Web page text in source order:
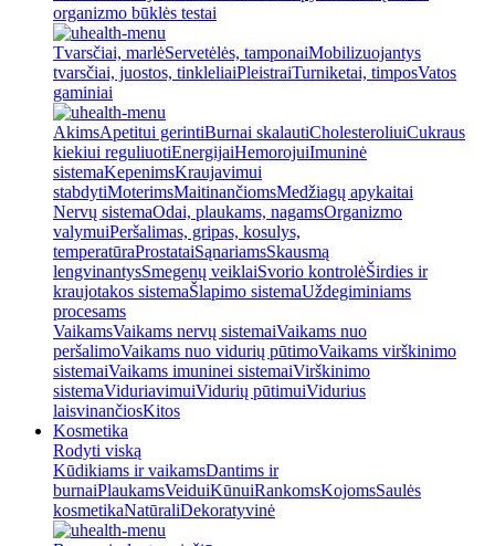
organizmo būklės testai
Tvarsčiai, marlėServetėlės, tamponaiMobilizuojantys
tvarsčiai, juostos, tinkleliaiPleistraiTurniketai, timposVatos
gaminiai
AkimsApetitui gerintiBurnai skalautiCholesteroliuiCukraus
kiekiui reguliuotiEnergijaiHemorojuiImuninė
sistemaKepenimsKraujavimui
stabdytiMoterimsMaitinančiomsMedžiagų apykaitai
Nervų sistemaOdai, plaukams, nagamsOrganizmo
valymuiPeršalimas, gripas, kosulys,
temperatūraProstataiSąnariamsSkausmą
lengvinantysSmegenų veiklaiSvorio kontrolėŠirdies ir
kraujotakos sistemaŠlapimo sistemaUždegiminiams
procesams
VaikamsVaikams nervų sistemaiVaikams nuo
peršalimoVaikams nuo vidurių pūtimoVaikams virškinimo
sistemaiVaikams imuninei sistemaiVirškinimo
sistemaViduriavimuiVidurių pūtimuiVidurius
laisvinančiosKitos
Kosmetika
Rodyti viską
Kūdikiams ir vaikamsDantims ir
burnaiPlaukamsVeiduiKūnuiRankomsKojomsSaulės
kosmetikaNatūraliDekoratyvinė